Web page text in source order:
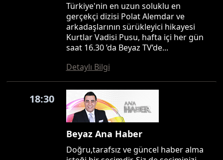
Türkiye'nin en uzun soluklu en
gerçekçi dizisi Polat Alemdar ve
arkadaşlarının sürükleyici hikayesi
Kurtlar Vadisi Pusu, hafta içi her gün
saat 16.30 ’da Beyaz TV’de...
Detaylı Bilgi
18:30
Beyaz Ana Haber
Doğru,tarafsız ve güncel haber alma